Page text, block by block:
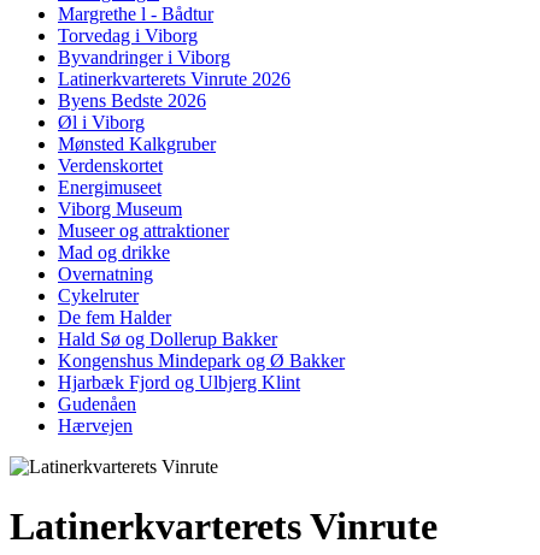
Margrethe l - Bådtur
Torvedag i Viborg
Byvandringer i Viborg
Latinerkvarterets Vinrute 2026
Byens Bedste 2026
Øl i Viborg
Mønsted Kalkgruber
Verdenskortet
Energimuseet
Viborg Museum
Museer og attraktioner
Mad og drikke
Overnatning
Cykelruter
De fem Halder
Hald Sø og Dollerup Bakker
Kongenshus Mindepark og Ø Bakker
Hjarbæk Fjord og Ulbjerg Klint
Gudenåen
Hærvejen
Latinerkvarterets Vinrute